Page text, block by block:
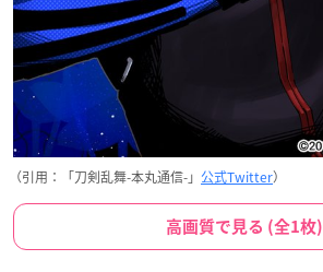
（引用：「刀剣乱舞-本丸通信-」 公式Twitter）
高画質で見る (全1枚)